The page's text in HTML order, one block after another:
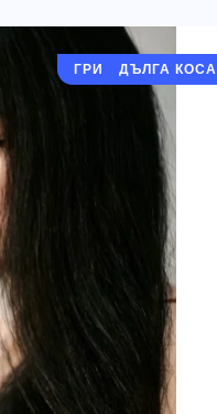
ГРИЖИ ЗА КОСАТА
ДЪЛГА КОСА